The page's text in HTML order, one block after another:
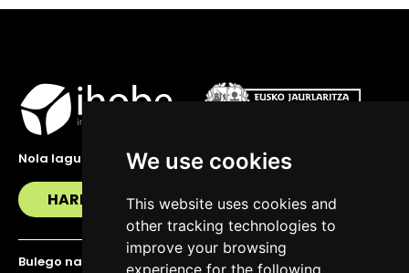
We use cookies
This website uses cookies and
other tracking technologies to
improve your browsing
experience for the following
Nola lagundu zaitzakegu?
HARREMANETAN JARRI
Bulego nagusia